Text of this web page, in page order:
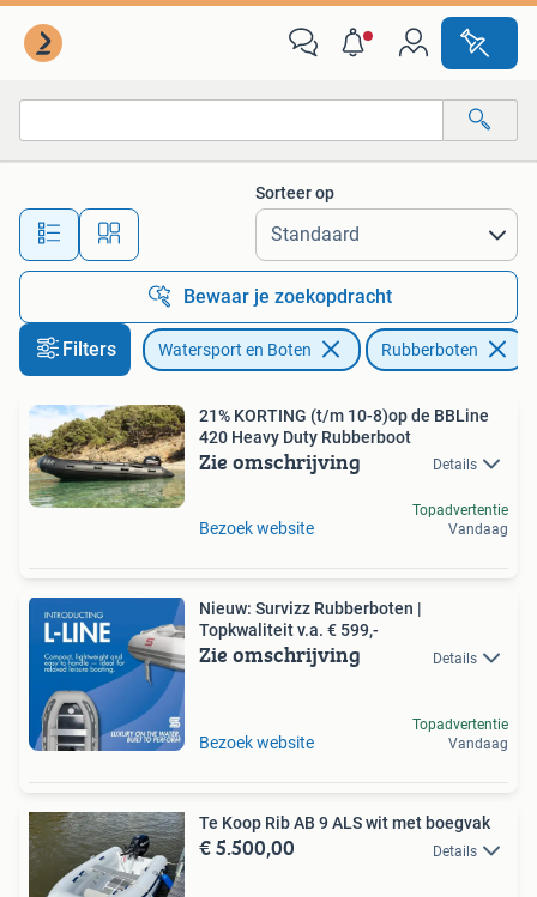
Alle afstanden…
Sorteer op
Bewaar je zoekopdracht
Filters Watersport en Boten Rubberboten
21% KORTING (t/m 10-8)op de BBLine
420 Heavy Duty Rubberboot
Zie omschrijving Details
Bezoek website
Topadvertentie
Vandaag
Nieuw: Survizz Rubberboten |
Topkwaliteit v.a. € 599,-
Zie omschrijving Details
Bezoek website
Topadvertentie
Vandaag
Te Koop Rib AB 9 ALS wit met boegvak
€ 5.500,00 Details